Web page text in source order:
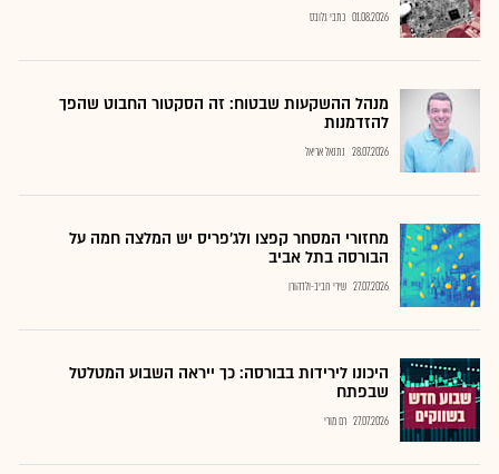
01.08.2026 כתבי גלובס
מנהל ההשקעות שבטוח: זה הסקטור החבוט שהפך
להזדמנות
28.07.2026 נתנאל אריאל
מחזורי המסחר קפצו ולג'פריס יש המלצה חמה על
הבורסה בתל אביב
27.07.2026 שירי חביב-ולדהורן
היכונו לירידות בבורסה: כך ייראה השבוע המטלטל
שבפתח
27.07.2026 רם מורי